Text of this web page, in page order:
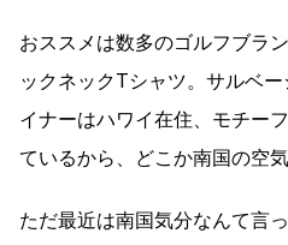
おススメは数多のゴルフブラ
ックネックTシャツ。サルベ
イナーはハワイ在住、モチー
ているから、どこか南国の空
ただ最近は南国気分なんて言